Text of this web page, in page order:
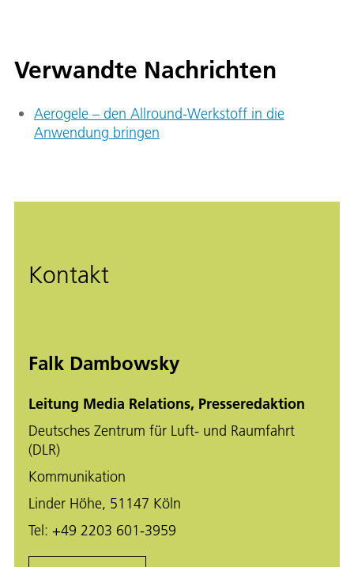
Verwandte Nachrichten
Aerogele – den Allround-Werkstoff in die
Anwendung bringen
Kontakt
Falk Dambowsky
Leitung Media Relations, Presseredaktion
Deutsches Zentrum für Luft- und Raumfahrt
(DLR)
Kommunikation
Linder Höhe, 51147 Köln
Tel: +49 2203 601-3959